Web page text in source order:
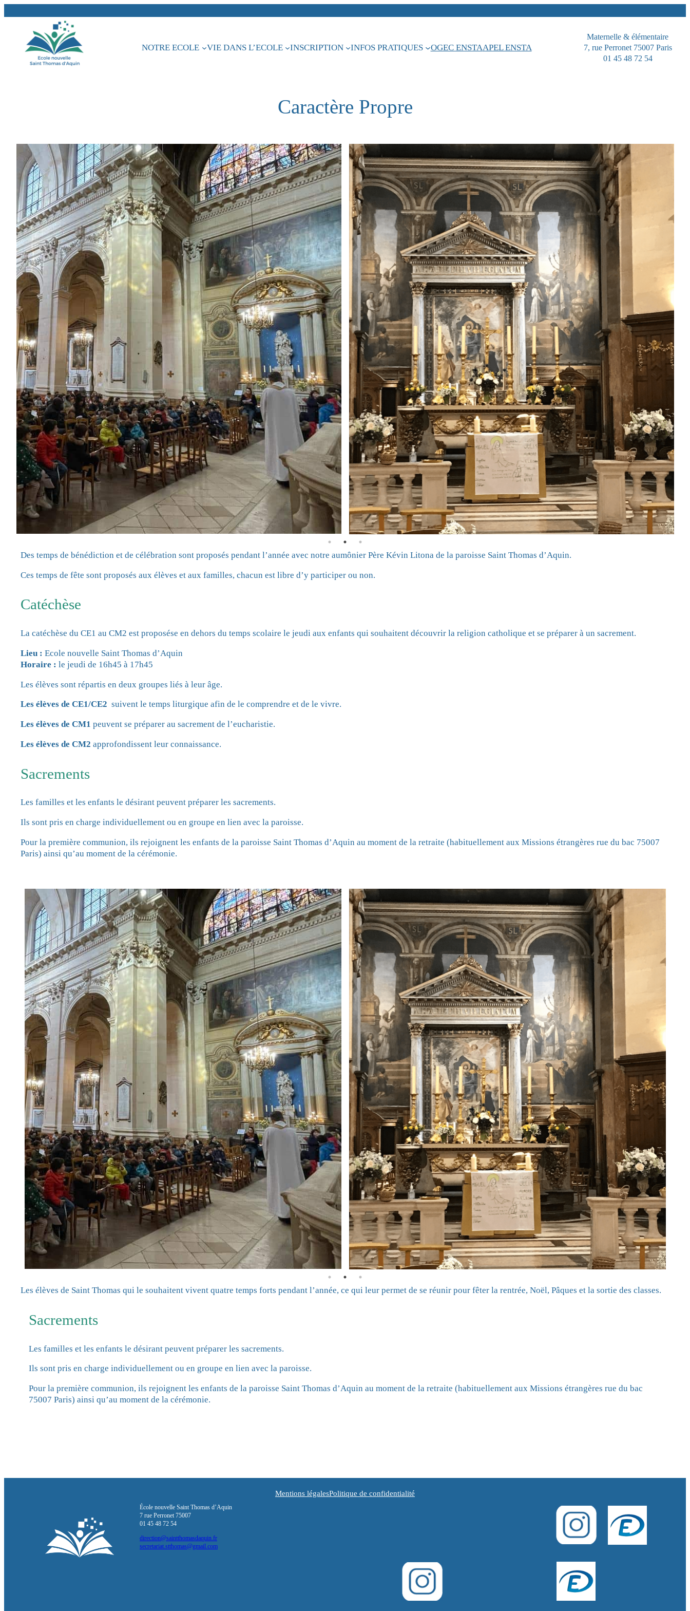
au
NOTRE ECOLE
VIE DANS L’ECOLE INSCRIPTION INFOS PRATIQUES OGEC ENSTAAPEL ENSTA
Maternelle & élémentaire
7, rue Perronet 75007 Paris
01 45 48 72 54
Caractère Propre
Des temps de bénédiction et de célébration sont proposés pendant l’année avec notre aumônier Père Kévin Litona de la paroisse Saint Thomas d’Aquin.
Ces temps de fête sont proposés aux élèves et aux familles, chacun est libre d’y participer ou non.
Catéchèse
La catéchèse du CE1 au CM2 est proposése en dehors du temps scolaire le jeudi aux enfants qui souhaitent découvrir la religion catholique et se préparer à un sacrement.
Lieu : Ecole nouvelle Saint Thomas d’Aquin
Horaire : le jeudi de 16h45 à 17h45
Les élèves sont répartis en deux groupes liés à leur âge.
Les élèves de CE1/CE2 suivent le temps liturgique afin de le comprendre et de le vivre.
Les élèves de CM1 peuvent se préparer au sacrement de l’eucharistie.
Les élèves de CM2 approfondissent leur connaissance.
Sacrements
Les familles et les enfants le désirant peuvent préparer les sacrements.
Ils sont pris en charge individuellement ou en groupe en lien avec la paroisse.
Pour la première communion, ils rejoignent les enfants de la paroisse Saint Thomas d’Aquin au moment de la retraite (habituellement aux Missions étrangères rue du bac 75007
Paris) ainsi qu’au moment de la cérémonie.
Les élèves de Saint Thomas qui le souhaitent vivent quatre temps forts pendant l’année, ce qui leur permet de se réunir pour fêter la rentrée, Noël, Pâques et la sortie des classes.
Sacrements
Les familles et les enfants le désirant peuvent préparer les sacrements.
Ils sont pris en charge individuellement ou en groupe en lien avec la paroisse.
Pour la première communion, ils rejoignent les enfants de la paroisse Saint Thomas d’Aquin au moment de la retraite (habituellement aux Missions étrangères rue du bac
75007 Paris) ainsi qu’au moment de la cérémonie.
Mentions légalesPolitique de confidentialité
École nouvelle Saint Thomas d’Aquin
7 rue Perronet 75007
01 45 48 72 54
direction@saintthomasdaquin.fr
secretariat.stthomas@gmail.com